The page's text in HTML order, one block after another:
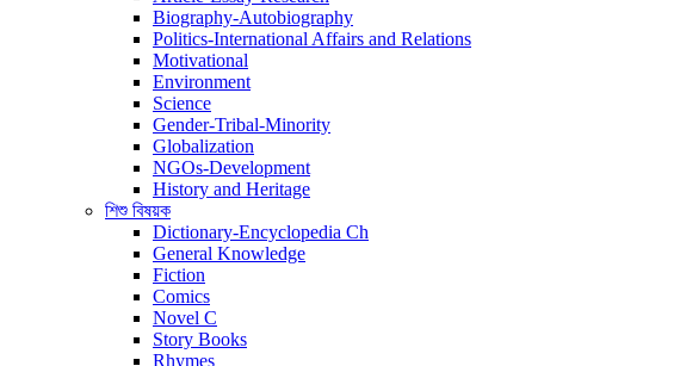
Biography-Autobiography
Politics-International Affairs and Relations
Motivational
Environment
Science
Gender-Tribal-Minority
Globalization
NGOs-Development
History and Heritage
শিশু বিষয়ক
Dictionary-Encyclopedia Ch
General Knowledge
Fiction
Comics
Novel C
Story Books
Rhymes